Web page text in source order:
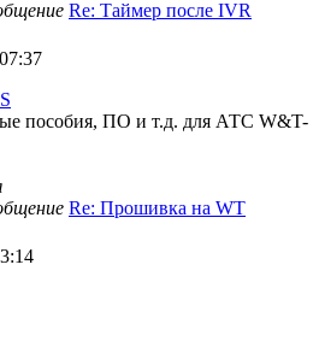
Re: Таймер после IVR
пособия, ПО и т.д. для АТС W&T-
Re: Прошивка на WT